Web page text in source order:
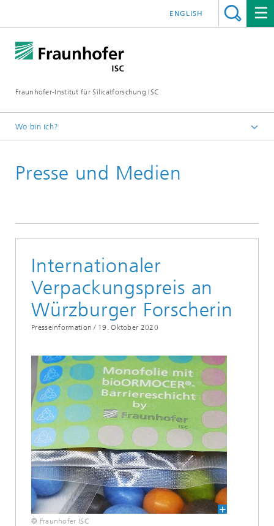
Fraunhofer-Institut für Silicatforschung ISC
ENGLISH
Wo bin ich?
Presse und Medien
Presse und Medien
Internationaler
Verpackungspreis an
Würzburger Forscherin
Presseinformation / 19. Oktober 2020
© Fraunhofer ISC